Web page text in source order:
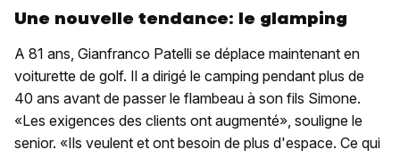
Une nouvelle tendance: le glamping
A 81 ans, Gianfranco Patelli se déplace maintenant en
voiturette de golf. Il a dirigé le camping pendant plus de
40 ans avant de passer le flambeau à son fils Simone.
«Les exigences des clients ont augmenté», souligne le
senior. «Ils veulent et ont besoin de plus d'espace. Ce qui